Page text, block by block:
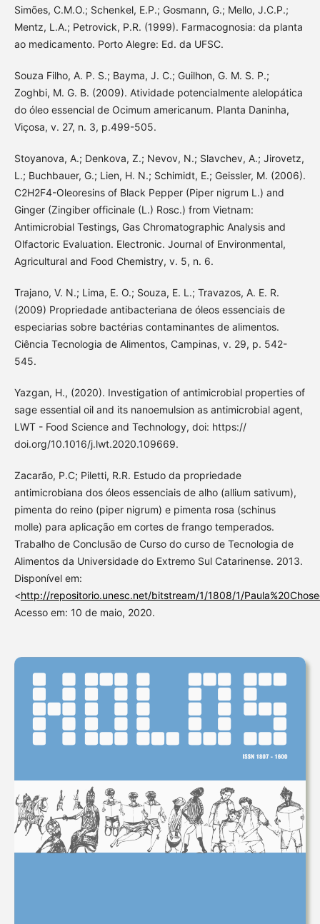
Simões, C.M.O.; Schenkel, E.P.; Gosmann, G.; Mello, J.C.P.;
Mentz, L.A.; Petrovick, P.R. (1999). Farmacognosia: da planta
ao medicamento. Porto Alegre: Ed. da UFSC.
Souza Filho, A. P. S.; Bayma, J. C.; Guilhon, G. M. S. P.;
Zoghbi, M. G. B. (2009). Atividade potencialmente alelopática
do óleo essencial de Ocimum americanum. Planta Daninha,
Viçosa, v. 27, n. 3, p.499-505.
Stoyanova, A.; Denkova, Z.; Nevov, N.; Slavchev, A.; Jirovetz,
L.; Buchbauer, G.; Lien, H. N.; Schimidt, E.; Geissler, M. (2006).
C2H2F4-Oleoresins of Black Pepper (Piper nigrum L.) and
Ginger (Zingiber officinale (L.) Rosc.) from Vietnam:
Antimicrobial Testings, Gas Chromatographic Analysis and
Olfactoric Evaluation. Electronic. Journal of Environmental,
Agricultural and Food Chemistry, v. 5, n. 6.
Trajano, V. N.; Lima, E. O.; Souza, E. L.; Travazos, A. E. R.
(2009) Propriedade antibacteriana de óleos essenciais de
especiarias sobre bactérias contaminantes de alimentos.
Ciência Tecnologia de Alimentos, Campinas, v. 29, p. 542-
545.
Yazgan, H., (2020). Investigation of antimicrobial properties of
sage essential oil and its nanoemulsion as antimicrobial agent,
LWT - Food Science and Technology, doi: https://
doi.org/10.1016/j.lwt.2020.109669.
Zacarão, P.C; Piletti, R.R. Estudo da propriedade
antimicrobiana dos óleos essenciais de alho (allium sativum),
pimenta do reino (piper nigrum) e pimenta rosa (schinus
molle) para aplicação em cortes de frango temperados.
Trabalho de Conclusão de Curso do curso de Tecnologia de
Alimentos da Universidade do Extremo Sul Catarinense. 2013.
Disponível em:
<http://repositorio.unesc.net/bitstream/1/1808/1/
Acesso em: 10 de maio, 2020.